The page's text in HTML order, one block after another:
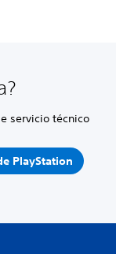
servicio técnico
PlayStation